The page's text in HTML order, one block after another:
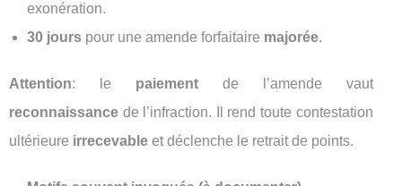
exonération.
30 jours pour une amende forfaitaire majorée.
Attention: le paiementde l’amende vaut
reconnaissance de l’infraction. Il rend toute contestation
ultérieure irrecevable et déclenche le retrait de points.